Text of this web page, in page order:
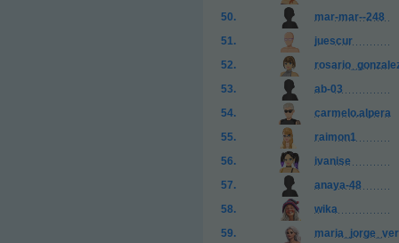
mar-mar--248
juescur
ab-03
carmelo.alpera
raimon1
ivanise
anaya-48
wika